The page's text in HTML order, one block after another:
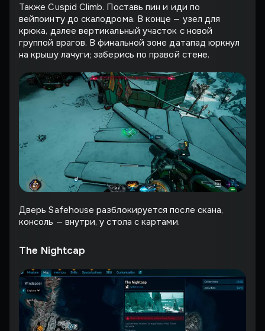
Также Cuspid Climb. Поставь пин и иди по
вейпоинту до скалодрома. В конце — узел для
крюка, далее вертикальный участок с новой
группой врагов. В финальной зоне датапад юркнул
на крышу лачуги; заберись по правой стене.
Дверь Safehouse разблокируется после скана,
консоль — внутри, у стола с картами.
The Nightcap